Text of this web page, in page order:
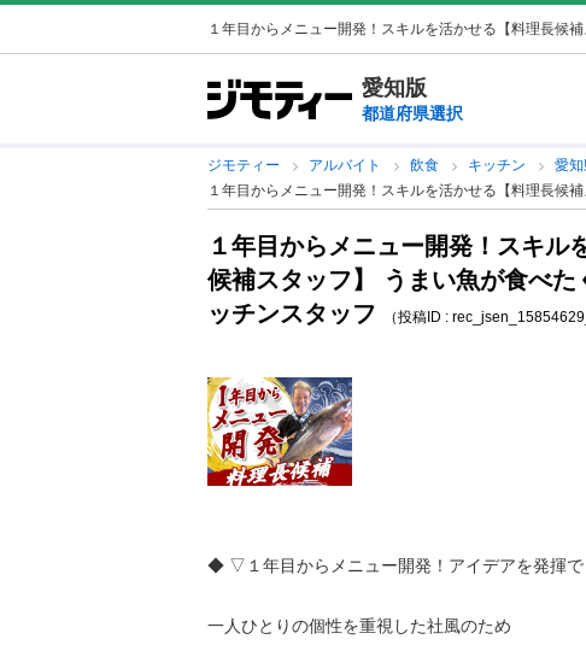
１年目からメニュー開発！スキルを活かせる【料理長候
愛知版
都道府県選択
ジモティー アルバイト 飲食 キッチン 愛
１年目からメニュー開発！スキルを活かせる【料理長
１年目からメニュー開発！スキル
候補スタッフ】 うまい魚が食べ
ッチンスタッフ
（投稿ID :
◆ ▽１年目からメニュー開発！アイデアを発揮
一人ひとりの個性を重視した社風のため